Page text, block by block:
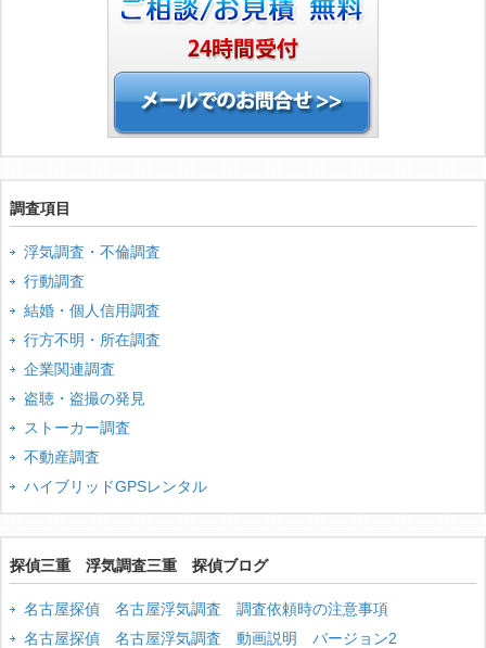
調査項目
浮気調査・不倫調査
行動調査
結婚・個人信用調査
行方不明・所在調査
企業関連調査
盗聴・盗撮の発見
ストーカー調査
不動産調査
ハイブリッドGPSレンタル
探偵三重 浮気調査三重 探偵ブログ
名古屋探偵 名古屋浮気調査 調査依頼時の注意事項
名古屋探偵 名古屋浮気調査 動画説明 バージョン2